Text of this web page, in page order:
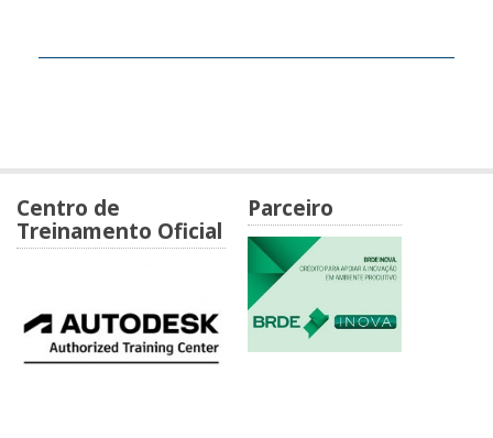
Centro de
Treinamento Oficial
Parceiro